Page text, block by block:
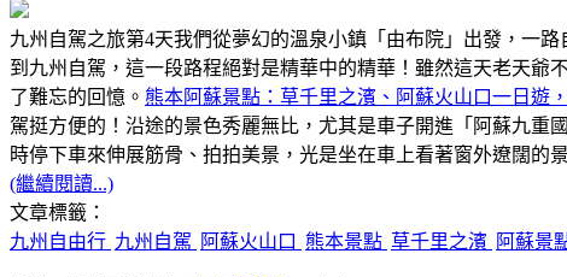
九州自駕之旅第4天我們從夢幻的溫泉小鎮「由布院」出發，一
到九州自駕，這一段路程絕對是精華中的精華！雖然這天老天
了難忘的回憶。 熊本阿蘇景點：草千里之濱、阿蘇火山口一日遊
駕挺方便的！沿途的景色秀麗無比，尤其是車子開進「阿蘇九
時停下車來伸展筋骨、拍拍美景，光是坐在車上看著窗外遼闊的
(繼續閱讀...)
文章標籤：
九州自由行 九州自駕 阿蘇火山口 熊本景點 草千里之濱 阿蘇景